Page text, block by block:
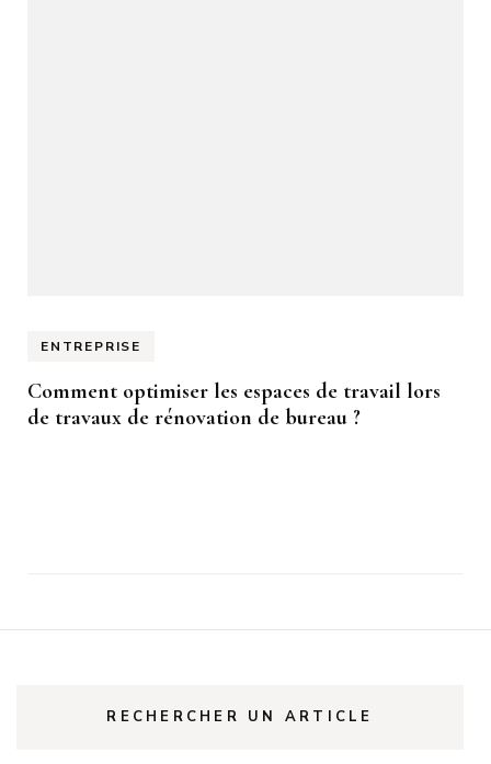
ENTREPRISE
Comment optimiser les espaces de travail lors
de travaux de rénovation de bureau ?
RECHERCHER UN ARTICLE